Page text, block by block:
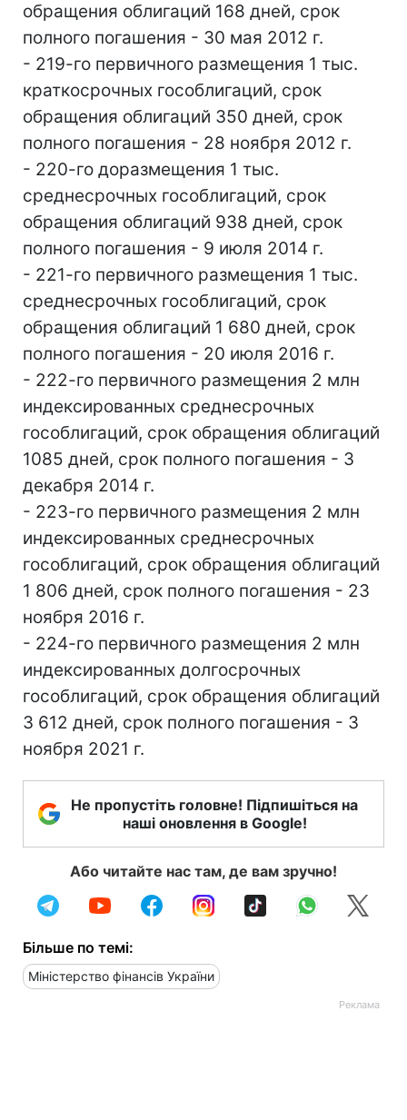
обращения облигаций 168 дней, срок
полного погашения - 30 мая 2012 г.
- 219-го первичного размещения 1 тыс.
краткосрочных гособлигаций, срок
обращения облигаций 350 дней, срок
полного погашения - 28 ноября 2012 г.
- 220-го доразмещения 1 тыс.
среднесрочных гособлигаций, срок
обращения облигаций 938 дней, срок
полного погашения - 9 июля 2014 г.
- 221-го первичного размещения 1 тыс.
среднесрочных гособлигаций, срок
обращения облигаций 1 680 дней, срок
полного погашения - 20 июля 2016 г.
- 222-го первичного размещения 2 млн
индексированных среднесрочных
гособлигаций, срок обращения облигаций
1085 дней, срок полного погашения - 3
декабря 2014 г.
- 223-го первичного размещения 2 млн
индексированных среднесрочных
гособлигаций, срок обращения облигаций
1 806 дней, срок полного погашения - 23
ноября 2016 г.
- 224-го первичного размещения 2 млн
индексированных долгосрочных
гособлигаций, срок обращения облигаций
3 612 дней, срок полного погашения - 3
ноября 2021 г.
Не пропустіть головне! Підпишіться на
наші оновлення в Google!
Або читайте нас там, де вам зручно!
Більше по темі:
Міністерство фінансів України